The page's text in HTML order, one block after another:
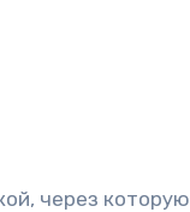
через которую